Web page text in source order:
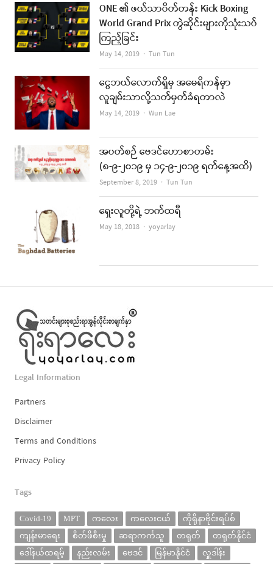
ONE ၏ ဖယ်သာဝိတ်တန်း Kick Boxing
World Grand Prix တွဲဆိုင်းများကိုသုံးသပ်
ကြည့်ခြင်း
May 14, 2019 Author
Tun Tun
ငွေဘယ်လောက်ရှိမှ အမေရိကန်မှာ
လူချမ်းသာလို့သတ်မှတ်ခံရတာလဲ
May 14, 2019 Author
Wun Lae
အပတ်စဉ် ဗေဒင်ဟောစာတမ်း
(၈-၉-၂၀၁၉ မှ ၁၄-၉-၂၀၁၉ ရက်နေ့အထိ)
September 8, 2019 Author
Tun Tun
ရှေးလူတို့ရဲ့ ဘက်ထရီ
May 18, 2018 Author
yoyarlay
Legal Information
Partners
Disclaimer
Terms and Conditions
Privacy Policy
Tags
Covid-19 MPT ကလေး ကလေးငယ်
ကိုရိုနာဗိုင်းရပ်စ်
ကျန်းမာရေး
စိတ်ဖိစီးမှု ဆရာကင်္ကသူ တရုတ်
တရုတ်နိုင်ငံ
ဒေါ်နယ်ထရမ့်
နည်းလမ်း ဗေဒင် မြန်မာနိုင်ငံ လှူဒါန်း